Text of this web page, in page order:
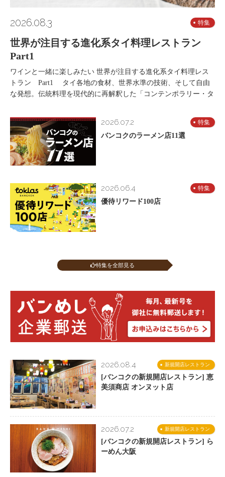
2026.08.3 特集
世界が注目する進化系タイ料理レストラン
Part1
ワインと一緒に楽しみたい 世界が注目する進化系タイ料理レス
トラン Part1 タイ各地の食材、世界水準の技術、そして自由
な発想。伝統料理を現代的に再解釈した「コンテンポラリー・タ
2026.07.2 特集
バンコクのラーメン店11選
2026.06.4 特集
優待リワード100店
特集を全部見る
新規開店レストラン
2026.08.4
[バンコクの新規開店レストラン] 恵
美須商店 オンヌット店
新規開店レストラン
2026.07.2
[バンコクの新規開店レストラン] ら
ーめん大阪